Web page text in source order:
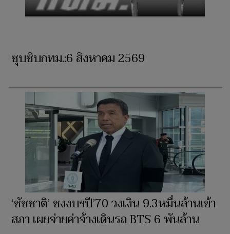
ซุบซิบกทม.:6 สิงหาคม 2569
‘ชัชชาติ’ ชงงบฯปี’70 วงเงิน 9.3หมื่นล้านเข้า
สภา เผยจ่ายค่าจ้างเดินรถ BTS 6 พันล้าน